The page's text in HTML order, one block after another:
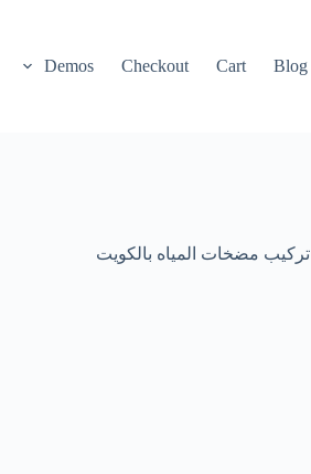
Blog
Cart
Checkout
Demos
تركيب مضخات المياه بالكويت